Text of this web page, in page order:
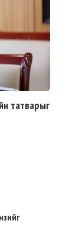
татварыг